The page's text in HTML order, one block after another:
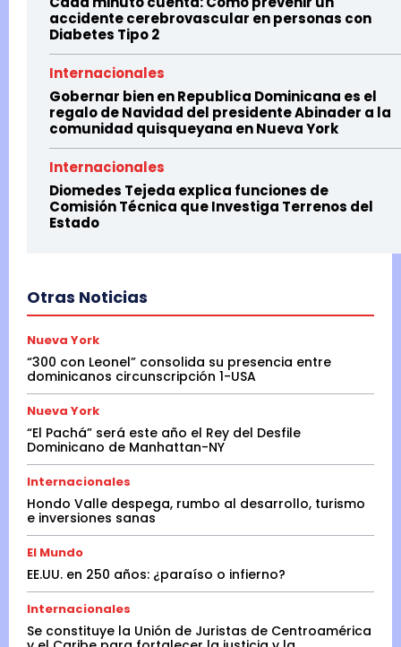
accidente cerebrovascular en personas con
Diabetes Tipo 2
Internacionales
Gobernar bien en Republica Dominicana es el
regalo de Navidad del presidente Abinader a la
comunidad quisqueyana en Nueva York
Internacionales
Diomedes Tejeda explica funciones de
Comisión Técnica que Investiga Terrenos del
Estado
Otras Noticias
Nueva York
“300 con Leonel” consolida su presencia entre
dominicanos circunscripción 1-USA
Nueva York
“El Pachá” será este año el Rey del Desfile
Dominicano de Manhattan-NY
Internacionales
Hondo Valle despega, rumbo al desarrollo, turismo
e inversiones sanas
El Mundo
EE.UU. en 250 años: ¿paraíso o infierno?
Internacionales
Se constituye la Unión de Juristas de Centroamérica